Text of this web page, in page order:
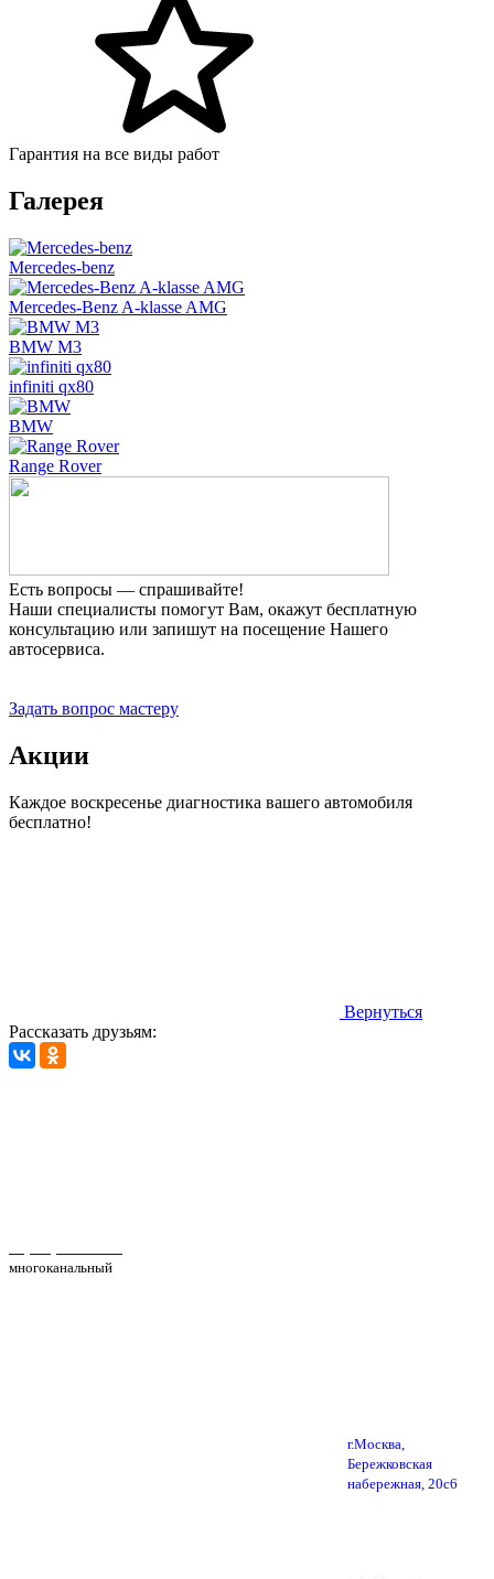
Гарантия на все виды работ
Галерея
Mercedes-benz
Mercedes-Benz A-klasse AMG
BMW M3
infiniti qx80
BMW
Range Rover
Есть вопросы — спрашивайте!
Наши специалисты помогут Вам, окажут бесплатную
консультацию или запишут на посещение Нашего
автосервиса.
Задать вопрос мастеру
Акции
Каждое воскресенье диагностика вашего автомобиля
бесплатно!
Вернуться
Рассказать друзьям:
многоканальный
г.Москва,
Бережковская
набережная, 20с6